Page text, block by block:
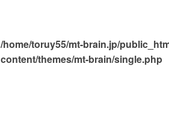
/home/toruy55/mt-brain.jp/
content/themes/mt-brain/single.php